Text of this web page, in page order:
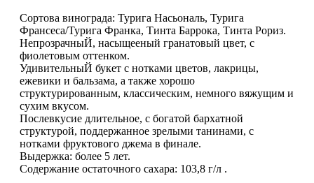
Сортова винограда: Турига Насьональ, Турига
Франсеса/Турига Франка, Тинта Баррока, Тинта Рориз.
НепрозрачныЙ, насыщееный гранатовый цвет, с
фиолетовым оттенком.
УдивительныЙ букет с нотками цветов, лакрицы,
ежевики и бальзама, а также хорошо
структурированным, классическим, немного вяжущим и
сухим вкусом.
Послевкусие длительное, с богатой бархатной
структурой, поддержанное зрелыми танинами, с
нотками фруктового джема в финале.
Выдержка: более 5 лет.
Содержание остаточного сахара: 103,8 г/л .